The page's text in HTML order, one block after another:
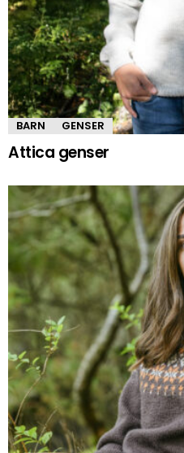
BARN GENSER
Attica genser